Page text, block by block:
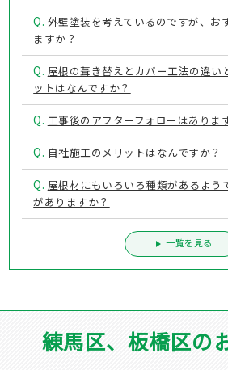
Q. 外壁塗装を考えているのですが、お
ますか？
Q. 屋根の葺き替えとカバー工法の違い
ットはなんですか？
Q. 工事後のアフターフォローはありま
Q. 自社施工のメリットはなんですか？
Q. 屋根材にもいろいろ種類があるよう
がありますか？
一覧を見る
練馬区、板橋区の